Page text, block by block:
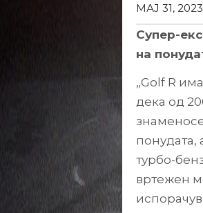
МАЈ 31, 2023
Супер-
на
„Golf R
дека од
понудата,
турбо-
вртежен